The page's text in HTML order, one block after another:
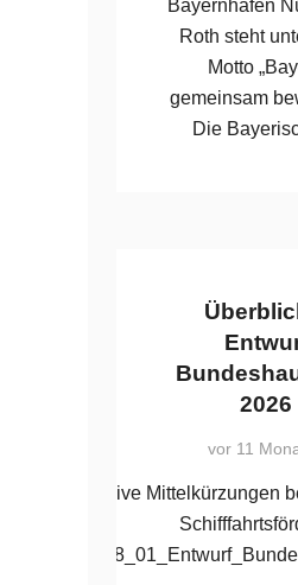
Bayernhafen
Roth steht
Motto
gemeinsam
Die
2026
vor 11
Massive Mittelkürzungen